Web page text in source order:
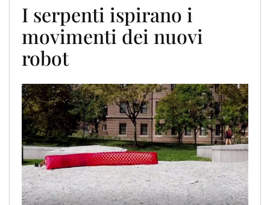
I serpenti ispirano i
movimenti dei nuovi
robot